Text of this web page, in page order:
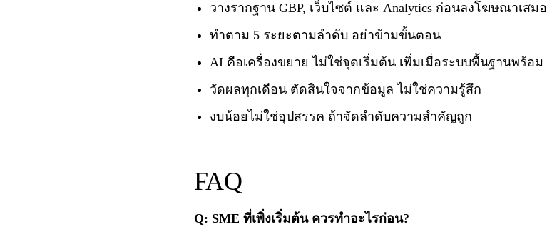
วางรากฐาน GBP, เว็บไซต์ และ Analytics ก่อนลงโฆษณาเสมอ
ทำตาม 5 ระยะตามลำดับ อย่าข้ามขั้นตอน
AI คือเครื่องขยาย ไม่ใช่จุดเริ่มต้น เพิ่มเมื่อระบบพื้นฐานพร้อม
วัดผลทุกเดือน ตัดสินใจจากข้อมูล ไม่ใช่ความรู้สึก
งบน้อยไม่ใช่อุปสรรค ถ้าจัดลำดับความสำคัญถูก
FAQ
Q: SME ที่เพิ่งเริ่มต้น ควรทำอะไรก่อน?